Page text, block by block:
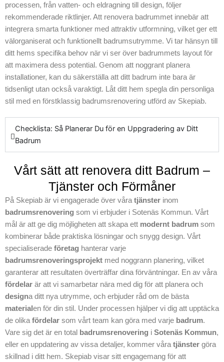
använda tekniskt
överlägsna
lösningar kan vi
leverera ett resultat
som både är
effektivt och
snyggt. Vårt team
är alltid tillgängligt
för rådgivning
genom hela
processen. För att
hur vi kan hjälpa
badrum att möta
dina förväntningar,
kontakta oss redan
idag. Vi ser fram
emot att hjälpa dig
genom hela
projektet från start
till slut och skapa
en ny känsla i ditt
badrum till din
drömoas. Kontakta
Skepiab idag för
mer information
och planering av
din
badrumsrenoverin
processen, från vatten- och eldragning till design, följer
rekommenderade riktlinjer. Att renovera badrummet innebär att
integrera smarta funktioner med attraktiv utformning, vilket ger ett
välorganiserat och funktionellt badrumsutrymme. Vi tar hänsyn till
ditt hems specifika behov när vi ser över badrummets layout för
att maximera dess potential. Genom att noggrant planera
installationer, kan du säkerställa att ditt badrum inte bara är
tidsenligt utan också varaktigt. Låt ditt hem spegla din personliga
stil med en förstklassig badrumsrenovering utförd av Skepiab.
Checklista: Så Planerar Du för en Uppgradering av Ditt
Badrum
Vårt sätt att renovera ditt Badrum –
Tjänster och Förmåner
På Skepiab är vi engagerade över våra tjänster inom
badrumsrenovering som vi erbjuder i Sotenäs Kommun. Vårt
mål är att ge dig möjligheten att skapa ett modernt badrum som
kombinerar både praktiska lösningar och snygg design. Vårt
specialiserade företag hanterar varje
badrumsrenoveringsprojekt med noggrann planering, vilket
garanterar att resultaten överträffar dina förväntningar. En av våra
fördelar är att vi samarbetar nära med dig för att planera och
designa ditt nya utrymme, och erbjuder råd om de bästa
materialen för din stil. Under processen hjälper vi dig att upptäcka
de olika fördelar som vårt team kan göra med varje badrum.
Vare sig det är en total badrumsrenovering i Sotenäs Kommun,
eller en uppdatering av vissa detaljer, kommer våra tjänster göra
skillnad i ditt hem. Skepiab visar sitt engagemang för att